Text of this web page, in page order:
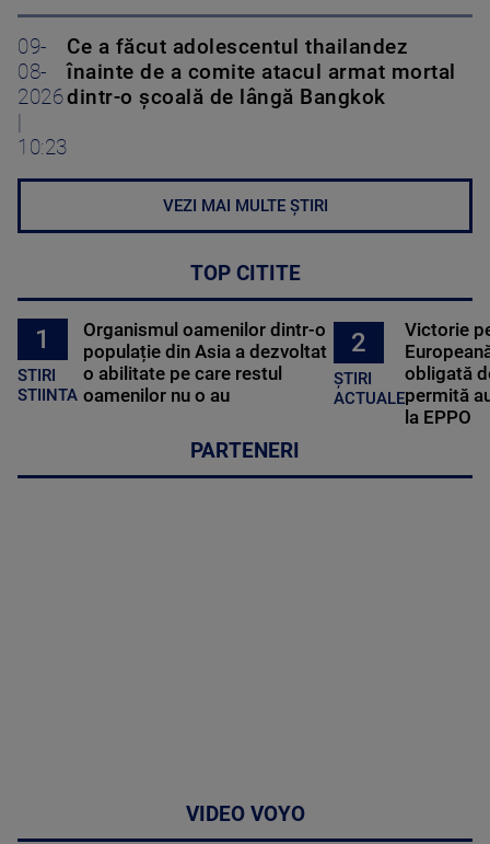
09-
08-
2026
10:23
Ce a făcut adolescentul thailandez
înainte de a comite atacul armat mortal
dintr-o școală de lângă Bangkok
VEZI MAI MULTE ȘTIRI
TOP CITITE
1
STIRI
STIINTA
Organismul oamenilor dintr-o
populație din Asia a dezvoltat
o abilitate pe care restul
oamenilor nu o au
2
ȘTIRI
ACTUALE
Victorie
obligată
permită
la EPPO
PARTENERI
VIDEO VOYO